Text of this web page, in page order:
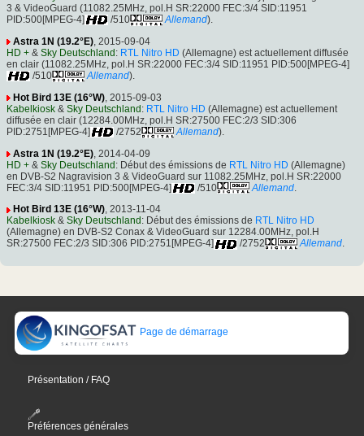
3 & VideoGuard (11082.25MHz, pol.H SR:22000 FEC:3/4 SID:11951
PID:500[MPEG-4]
/510 Allemand).
Astra 1N (19.2°E), 2015-09-04
HD + & Sky Deutschland : RTL Nitro HD (Allemagne) est actuellement diffusée
en clair (11082.25MHz, pol.H SR:22000 FEC:3/4 SID:11951 PID:500[MPEG-4]
/510
Allemand).
Hot Bird 13E (16°W) , 2015-09-03
Kabelkiosk & Sky Deutschland: RTL Nitro HD (Allemagne) est actuellement
diffusée en clair (12284.00MHz, pol.H SR:27500 FEC:2/3 SID:306
PID:2751[MPEG-4]
/2752 Allemand).
Astra 1N (19.2°E) , 2014-04-09
HD + & Sky Deutschland: Début des émissions de RTL Nitro HD (Allemagne)
en DVB-S2 Nagravision 3 & VideoGuard sur 11082.25MHz, pol.H SR:22000
FEC:3/4 SID:11951 PID:500[MPEG-4]
/510 Allemand
Hot Bird 13E (16°W), 2013-11-04
Kabelkiosk & Sky Deutschland : Début des émissions de RTL Nitro HD
(Allemagne) en DVB-S2 Conax & VideoGuard sur 12284.00MHz, pol.H
SR:27500 FEC:2/3 SID:306 PID:2751[MPEG-4]
/2752 Allemand.
Page de démarrage
Présentation / FAQ
Préférences générales